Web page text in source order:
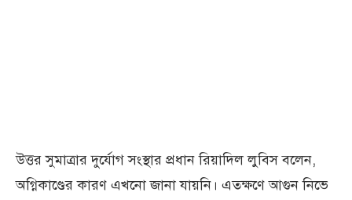
উত্তর সুমাত্রার দুর্যোগ সংস্থার প্রধান রিয়াদিল লুবিস বলেন,
অগ্নিকাণ্ডের কারণ এখনো জানা যায়নি। এতক্ষণে আগুন নিভে